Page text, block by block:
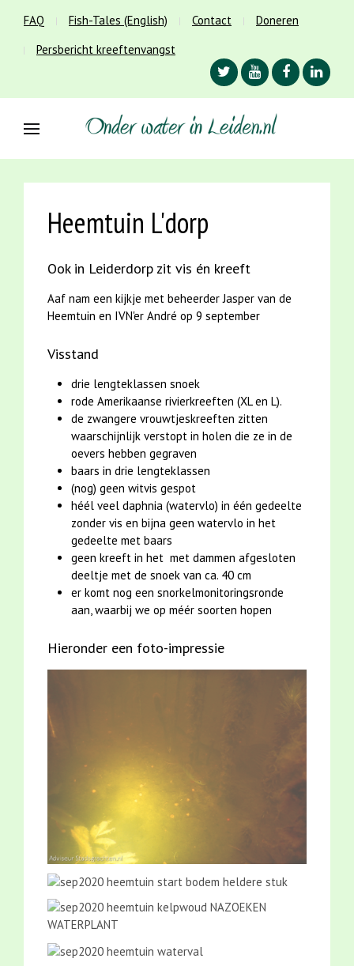
FAQ Fish-Tales (English) Contact
Doneren
Persbericht kreeftenvangst
Heemtuin L'dorp
Ook in Leiderdorp zit vis én kreeft
Aaf nam een kijkje met beheerder Jasper van de
Heemtuin en IVN'er André op 9 september
Visstand
drie lengteklassen snoek
rode Amerikaanse rivierkreeften (XL en L).
de zwangere vrouwtjeskreeften zitten
waarschijnlijk verstopt in holen die ze in de
oevers hebben gegraven
baars in drie lengteklassen
(nog) geen witvis gespot
héél veel daphnia (watervlo) in één gedeelte
zonder vis en bijna geen watervlo in het
gedeelte met baars
geen kreeft in het met dammen afgesloten
deeltje met de snoek van ca. 40 cm
er komt nog een snorkelmonitoringsronde
aan, waarbij we op méér soorten hopen
Hieronder een foto-impressie